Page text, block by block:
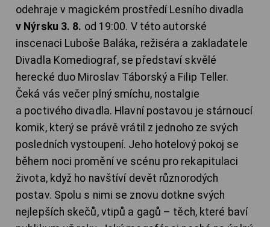
odehraje v magickém prostředí Lesního divadla
v Nýrsku 3. 8. od 19:00. V této autorské
inscenaci Luboše Baláka, režiséra a zakladatele
Divadla Komediograf, se představí skvělé
herecké duo Miroslav Táborský a Filip Teller.
Čeká vás večer plný smíchu, nostalgie
a poctivého divadla. Hlavní postavou je stárnoucí
komik, který se právě vrátil z jednoho ze svých
posledních vystoupení. Jeho hotelový pokoj se
během noci promění ve scénu pro rekapitulaci
života, když ho navštíví devět různorodých
postav. Spolu s nimi se znovu dotkne svých
nejlepších skečů, vtipů a gagů – těch, které baví